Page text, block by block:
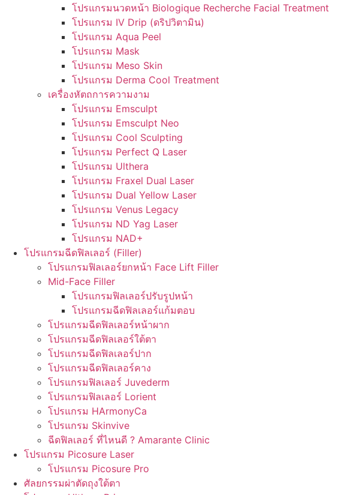
โปรแกรมนวดหน้า Biologique Recherche Facial Treatment
โปรแกรม IV Drip (ดริปวิตามิน)
โปรแกรม Aqua Peel
โปรแกรม Mask
โปรแกรม Meso Skin
โปรแกรม Derma Cool Treatment
เครื่องหัตถการความงาม
โปรแกรม Emsculpt
โปรแกรม Emsculpt Neo
โปรแกรม Cool Sculpting
โปรแกรม Perfect Q Laser
โปรแกรม Ulthera
โปรแกรม Fraxel Dual Laser
โปรแกรม Dual Yellow Laser
โปรแกรม Venus Legacy
โปรแกรม ND Yag Laser
โปรแกรม NAD+
โปรแกรมฉีดฟิลเลอร์ (Filler)
โปรแกรมฟิลเลอร์ยกหน้า Face Lift Filler
Mid-Face Filler
โปรแกรมฟิลเลอร์ปรับรูปหน้า
โปรแกรมฉีดฟิลเลอร์แก้มตอบ
โปรแกรมฉีดฟิลเลอร์หน้าผาก
โปรแกรมฉีดฟิลเลอร์ใต้ตา
โปรแกรมฉีดฟิลเลอร์ปาก
โปรแกรมฉีดฟิลเลอร์คาง
โปรแกรมฟิลเลอร์ Juvederm
โปรแกรมฟิลเลอร์ Lorient
โปรแกรม HArmonyCa
โปรแกรม Skinvive
ฉีดฟิลเลอร์ ที่ไหนดี ? Amarante Clinic
โปรแกรม Picosure Laser
โปรแกรม Picosure Pro
ศัลยกรรมผ่าตัดถุงใต้ตา